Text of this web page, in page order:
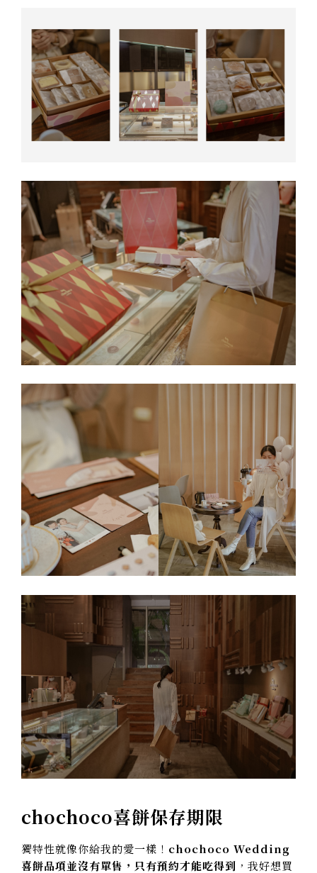
chochoco喜餅保存期限
獨特性就像你給我的愛一樣！ chochoco Wedding
喜餅品項並沒有單售，只有預約才能吃得到 ，我好想買